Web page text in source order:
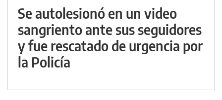
Se autolesionó en un video
sangriento ante sus seguidores
y fue rescatado de urgencia por
la Policía